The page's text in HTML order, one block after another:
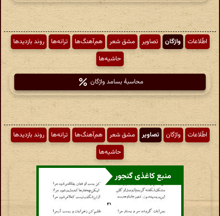
اطّلاعات واژگان تصاویر مشق شعر هم‌آهنگ‌ها ترانه‌ها
روند بازدیدها
حاشیه‌ها
محاسبهٔ بسامد واژگان
اطّلاعات واژگان تصاویر مشق شعر هم‌آهنگ‌ها ترانه‌ها
روند بازدیدها
حاشیه‌ها
منبع کاغذی گنجور